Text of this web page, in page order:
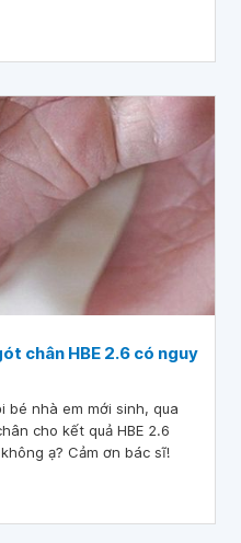
chân HBE 2.6 có nguy
bé nhà em mới sinh, qua
cho kết quả HBE 2.6
ạ? Cảm ơn bác sĩ!